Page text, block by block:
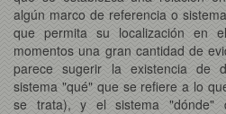
algún marco de referencia o
que permita su localización en
momentos una gran cantidad de
parece sugerir la existencia de
sistema "qué" que se refiere a lo
se trata), y el sistema "dónde"